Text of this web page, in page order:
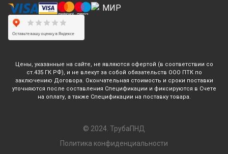
Цены, указанные на сайте, не являются офертой (в соответствии со
ст.435 ГК РФ), и не влекут за собой обязательств ООО ПТК по
заключению Договора. Окончательная стоимость и сроки поставки
уточняются после составления Спецификации и фиксируются в Счете
на оплату, а также Спецификации на поставку товара.
© 2024. ТрубаПНД
Политика конфиденциальности